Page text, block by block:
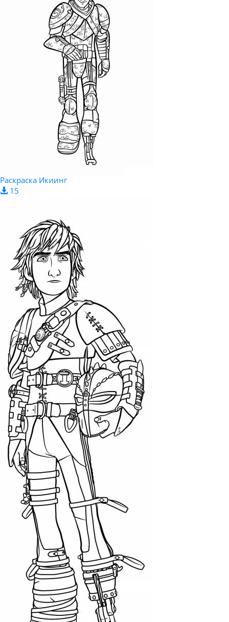
Раскраска Икиинг
15